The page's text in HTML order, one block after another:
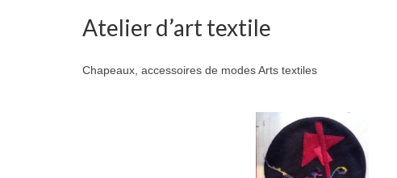
Atelier d’art textile
Chapeaux, accessoires de modes Arts textiles